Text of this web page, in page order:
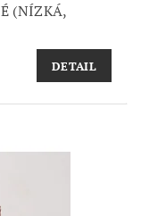
(NÍZKÁ,
DETAIL